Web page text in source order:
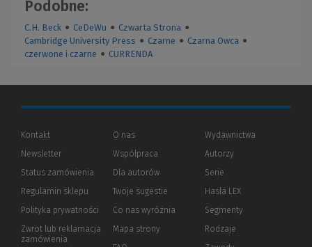
Podobne:
C.H. Beck ● CeDeWu ● Czwarta Strona ●
Cambridge University Press ● Czarne ● Czarna Owca ●
czerwone i czarne ● CURRENDA
Kontakt
Newsletter
Status zamówienia
Regulamin sklepu
Polityka prywatności (Nowe
(Link
innej
Zwrot lub reklamacja
zamówienia
O nas
Współpraca
Dla autorów(Nowe
(Link
innej
strony)
Twoje sugestie
Co nas wyróżnia
Mapa strony
Wydawnictwa
Autorzy
Serie
Hasła LEX
Segmenty
Rodzaje